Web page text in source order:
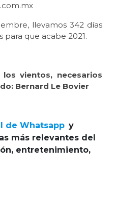
llevamos 342 días
para que acabe 2021.
vientos, necesarios
Bernard Le Bovier
de Whatsapp y
más relevantes del
entretenimiento,